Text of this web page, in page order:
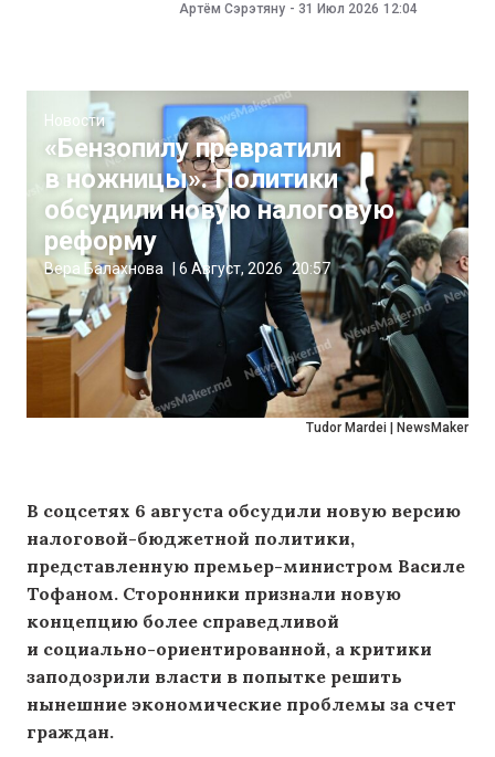
Артём Сэрэтяну - 31 Июл 2026 12:04
Tudor Mardei | NewsMaker
Новости
«Бензопилу превратили
в ножницы». Политики
обсудили новую налоговую
реформу
Вера Балахнова 6 Август, 2026 20:57
В соцсетях 6 августа обсудили новую версию
налоговой-бюджетной политики,
представленную премьер-министром Василе
Тофаном. Сторонники признали новую
концепцию более справедливой
и социально-ориентированной, а критики
заподозрили власти в попытке решить
нынешние экономические проблемы за счет
граждан.